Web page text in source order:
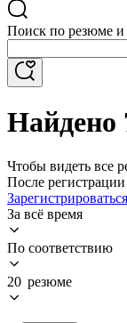
Поиск по резюме
Найдено
Чтобы видеть все
После
Зарегистрироваться
За всё время
По соответствию
20 резюме